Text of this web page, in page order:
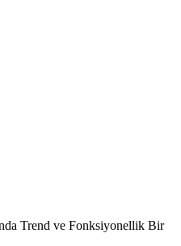
Trend ve Fonksiyonellik Bir